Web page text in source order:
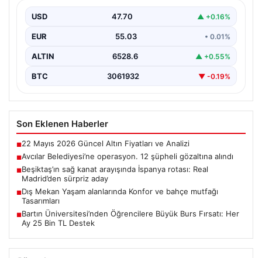
USD 47.70 ▲ +0.16%
EUR 55.03 • 0.01%
ALTIN 6528.6 ▲ +0.55%
BTC 3061932 ▼ -0.19%
Son Eklenen Haberler
■22 Mayıs 2026 Güncel Altın Fiyatları ve Analizi
■Avcılar Belediyesi’ne operasyon. 12 şüpheli gözaltına alındı
■Beşiktaş’ın sağ kanat arayışında İspanya rotası: Real
Madrid’den sürpriz aday
■Dış Mekan Yaşam alanlarında Konfor ve bahçe mutfağı
Tasarımları
■Bartın Üniversitesi’nden Öğrencilere Büyük Burs Fırsatı: Her
Ay 25 Bin TL Destek